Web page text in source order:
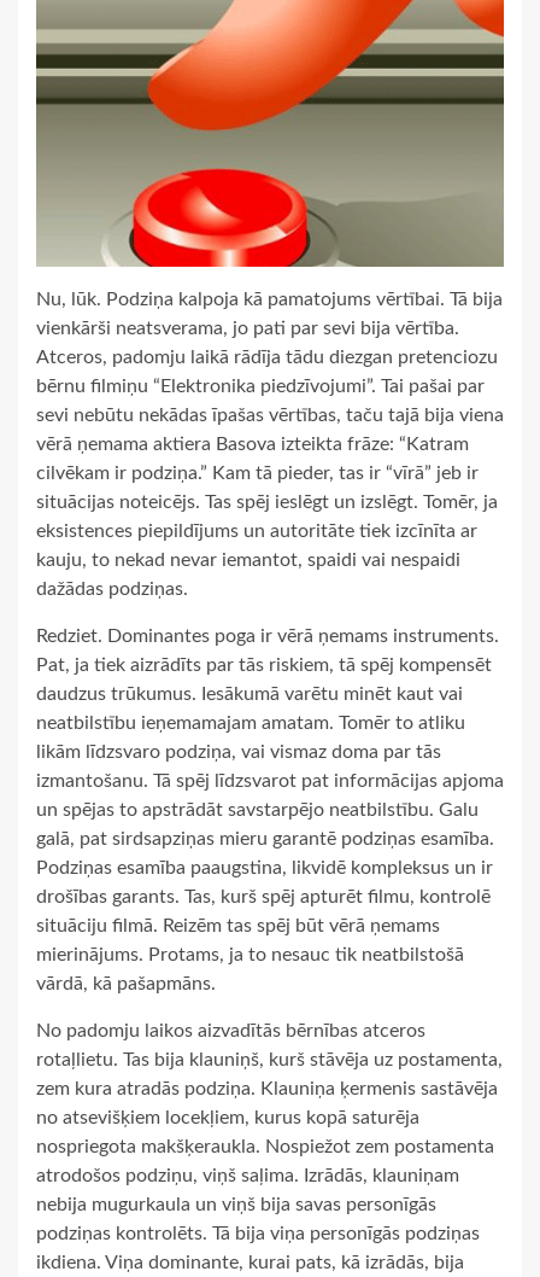
Nu, lūk. Podziņa kalpoja kā pamatojums vērtībai. Tā bija
vienkārši neatsverama, jo pati par sevi bija vērtība.
Atceros, padomju laikā rādīja tādu diezgan pretenciozu
bērnu filmiņu “Elektronika piedzīvojumi”. Tai pašai par
sevi nebūtu nekādas īpašas vērtības, taču tajā bija viena
vērā ņemama aktiera Basova izteikta frāze: “Katram
cilvēkam ir podziņa.” Kam tā pieder, tas ir “vīrā” jeb ir
situācijas noteicējs. Tas spēj ieslēgt un izslēgt. Tomēr, ja
eksistences piepildījums un autoritāte tiek izcīnīta ar
kauju, to nekad nevar iemantot, spaidi vai nespaidi
dažādas podziņas.
Redziet. Dominantes poga ir vērā ņemams instruments.
Pat, ja tiek aizrādīts par tās riskiem, tā spēj kompensēt
daudzus trūkumus. Iesākumā varētu minēt kaut vai
neatbilstību ieņemamajam amatam. Tomēr to atliku
likām līdzsvaro podziņa, vai vismaz doma par tās
izmantošanu. Tā spēj līdzsvarot pat informācijas apjoma
un spējas to apstrādāt savstarpējo neatbilstību. Galu
galā, pat sirdsapziņas mieru garantē podziņas esamība.
Podziņas esamība paaugstina, likvidē kompleksus un ir
drošības garants. Tas, kurš spēj apturēt filmu, kontrolē
situāciju filmā. Reizēm tas spēj būt vērā ņemams
mierinājums. Protams, ja to nesauc tik neatbilstošā
vārdā, kā pašapmāns.
No padomju laikos aizvadītās bērnības atceros
rotaļlietu. Tas bija klauniņš, kurš stāvēja uz postamenta,
zem kura atradās podziņa. Klauniņa ķermenis sastāvēja
no atsevišķiem locekļiem, kurus kopā saturēja
nospriegota makšķeraukla. Nospiežot zem postamenta
atrodošos podziņu, viņš saļima. Izrādās, klauniņam
nebija mugurkaula un viņš bija savas personīgās
podziņas kontrolēts. Tā bija viņa personīgās podziņas
ikdiena. Viņa dominante, kurai pats, kā izrādās, bija